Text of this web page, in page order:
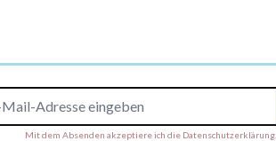
Adresse
Mit dem Absenden akzeptiere ich die Datenschutzerklärung.